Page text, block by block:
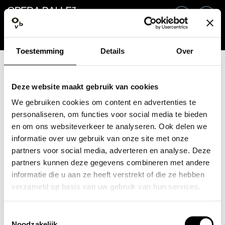
Toestemming Details Over
Deze website maakt gebruik van cookies
We gebruiken cookies om content en advertenties te
personaliseren, om functies voor social media te bieden
en om ons websiteverkeer te analyseren. Ook delen we
informatie over uw gebruik van onze site met onze
partners voor social media, adverteren en analyse. Deze
partners kunnen deze gegevens combineren met andere
informatie die u aan ze heeft verstrekt of die ze hebben
verzameld op basis van uw gebruik van hun services.
Wachtwoord Wachtwoord vergeten?
Account maken